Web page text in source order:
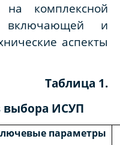
на комплексной
включающей и
аспекты
Таблица 1.
выбора ИСУП
параметры